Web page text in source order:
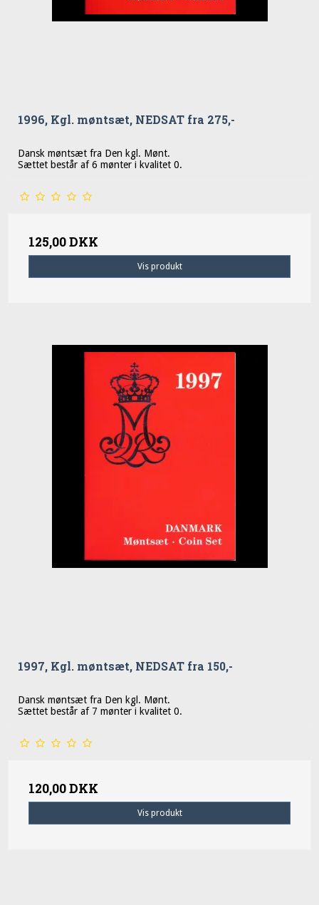
1996, Kgl. møntsæt, NEDSAT fra 275,-
Dansk møntsæt fra Den kgl. Mønt.
Sættet består af 6 mønter i kvalitet 0.
125,00 DKK
Vis produkt
1997, Kgl. møntsæt, NEDSAT fra 150,-
Dansk møntsæt fra Den kgl. Mønt.
Sættet består af 7 mønter i kvalitet 0.
120,00 DKK
Vis produkt